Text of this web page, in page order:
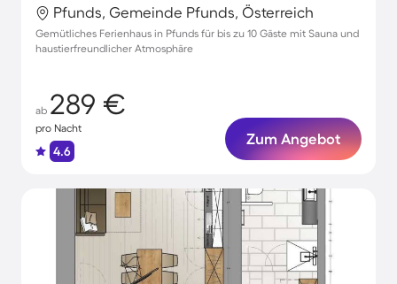
Pfunds, Gemeinde Pfunds, Österreich
Gemütliches Ferienhaus in Pfunds für bis zu 10 Gäste mit Sauna und
haustierfreundlicher Atmosphäre
ab 289 €
pro Nacht
4.6
Zum Angebot